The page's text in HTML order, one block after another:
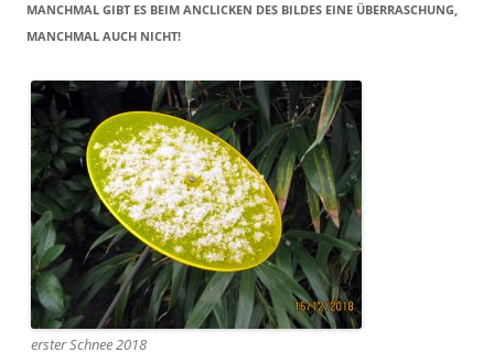
MANCHMAL GIBT ES BEIM ANCLICKEN DES BILDES EINE ÜBERRASCHUNG,
MANCHMAL AUCH NICHT!
erster Schnee 2018